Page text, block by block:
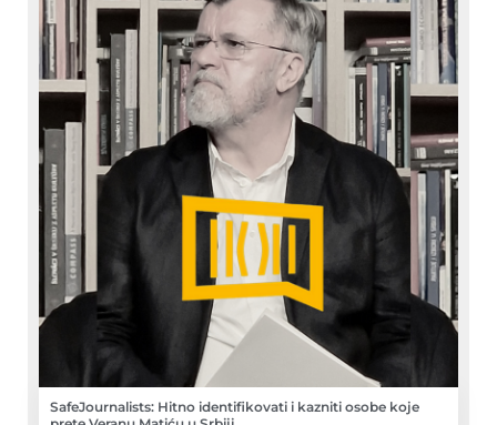
SafeJournalists: Hitno identifikovati i kazniti osobe koje